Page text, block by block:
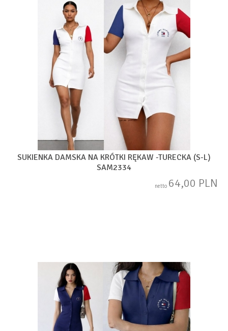
SUKIENKA DAMSKA NA KRÓTKI RĘKAW -TURECKA (S-L)
SAM2334
netto 64,00 PLN